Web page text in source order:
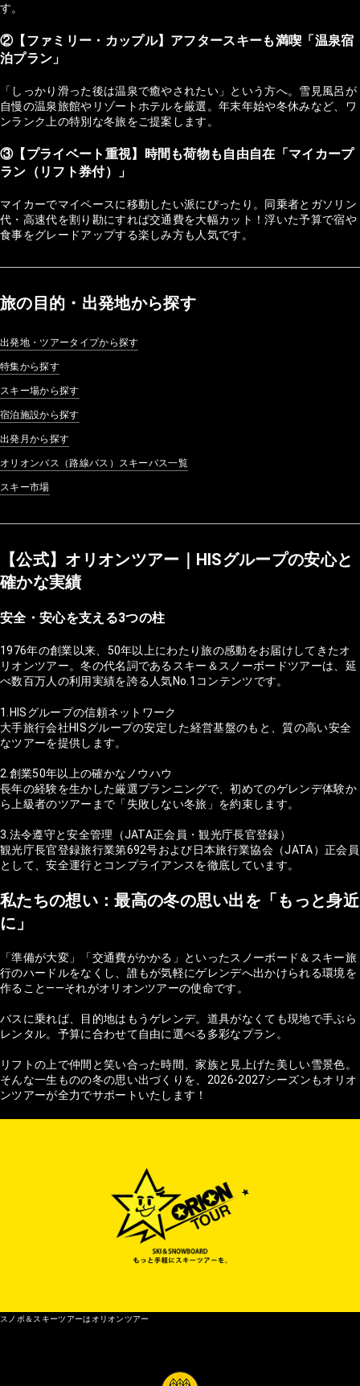
す。
②【ファミリー・カップル】アフタースキーも満喫「温泉宿
泊プラン」
「しっかり滑った後は温泉で癒やされたい」という方へ。雪見風呂が
自慢の温泉旅館やリゾートホテルを厳選。年末年始や冬休みなど、ワ
ンランク上の特別な冬旅をご提案します。
③【プライベート重視】時間も荷物も自由自在「マイカープ
ラン（リフト券付）」
マイカーでマイペースに移動したい派にぴったり。同乗者とガソリン
代・高速代を割り勘にすれば交通費を大幅カット！浮いた予算で宿や
食事をグレードアップする楽しみ方も人気です。
旅の目的・出発地から探す
出発地・ツアータイプから探す
特集から探す
スキー場から探す
宿泊施設から探す
出発月から探す
オリオンバス（路線バス）スキーバス一覧
スキー市場
【公式】オリオンツアー｜HISグループの安心と
確かな実績
安全・安心を支える3つの柱
1976年の創業以来、50年以上にわたり旅の感動をお届けしてきたオ
リオンツアー。冬の代名詞であるスキー＆スノーボードツアーは、延
べ数百万人の利用実績を誇る人気No.1コンテンツです。
1.HISグループの信頼ネットワーク
大手旅行会社HISグループの安定した経営基盤のもと、質の高い安全
なツアーを提供します。
2.創業50年以上の確かなノウハウ
長年の経験を生かした厳選プランニングで、初めてのゲレンデ体験か
ら上級者のツアーまで「失敗しない冬旅」を約束します。
3.法令遵守と安全管理（JATA正会員・観光庁長官登録）
観光庁長官登録旅行業第692号および日本旅行業協会（JATA）正会員
として、安全運行とコンプライアンスを徹底しています。
私たちの想い：最高の冬の思い出を「もっと身近
に」
「準備が大変」「交通費がかかる」といったスノーボード＆スキー旅
行のハードルをなくし、誰もが気軽にゲレンデへ出かけられる環境を
作ること——それがオリオンツアーの使命です。
バスに乗れば、目的地はもうゲレンデ。道具がなくても現地で手ぶら
レンタル。予算に合わせて自由に選べる多彩なプラン。
リフトの上で仲間と笑い合った時間、家族と見上げた美しい雪景色。
そんな一生ものの冬の思い出づくりを、2026-2027シーズンもオリオ
ンツアーが全力でサポートいたします！
スノボ＆スキーツアーはオリオンツアー